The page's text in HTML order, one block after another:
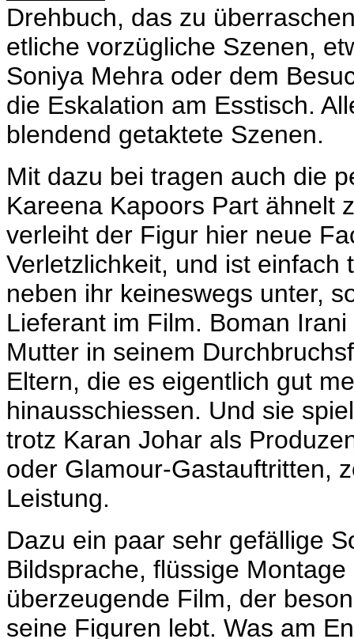
Drehbuch, das zu
etliche vorzügliche Szenen,
Soniya Mehra oder dem
die Eskalation am Esstisch.
blendend getaktete Szenen.
Mit dazu bei tragen auch die
Kareena Kapoors Part ähnelt
verleiht der Figur hier neue
Verletzlichkeit, und ist
neben ihr keineswegs unter,
Lieferant im Film. Boman
Mutter in seinem
Eltern, die es eigentlich gut
hinausschiessen. Und sie
trotz Karan Johar als
oder Glamour-Gastauftritten,
Leistung.
Dazu ein paar sehr gefällige
Bildsprache, flüssige
überzeugende Film, der
seine Figuren lebt. Was am